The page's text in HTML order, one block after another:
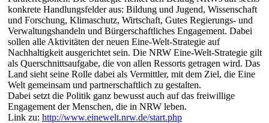
konkrete Handlungsfelder aus: Bildung und Jugend, Wissenschaft
und Forschung, Klimaschutz, Wirtschaft, Gutes Regierungs- und
Verwaltungshandeln und Bürgerschaftliches Engagement. Dabei
sollen alle Aktivitäten der neuen Eine-Welt-Strategie auf
Nachhaltigkeit ausgerichtet sein. Die NRW Eine-Welt-Strategie gilt
als Querschnittsaufgabe, die von allen Ressorts getragen wird. Das
Land sieht seine Rolle dabei als Vermittler, mit dem Ziel, die Eine
Welt gemeinsam und partnerschaftlich zu gestalten.
Dabei setzt die Politik ganz bewusst auch auf das freiwillige
Engagement der Menschen, die in NRW leben.
Link zu: http://www.einewelt.nrw.de/start.php